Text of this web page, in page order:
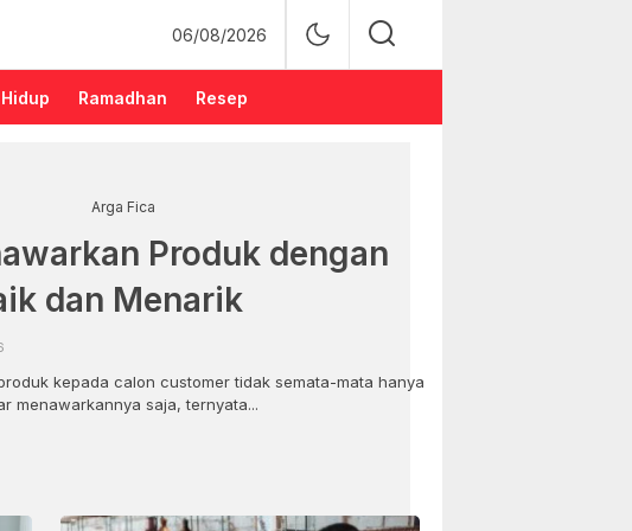
06/08/2026
Ramadhan Resep
Arga Fica
Produk dengan
dan Menarik
kepada calon customer tidak semata-mata hanya
menawarkannya saja, ternyata...